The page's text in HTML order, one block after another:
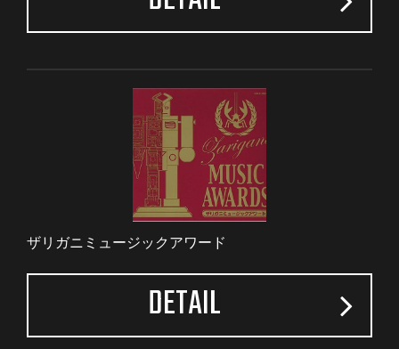
ザリガニミュージックアワード
DETAIL